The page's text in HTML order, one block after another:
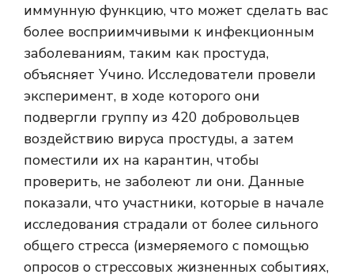
иммунную функцию, что может сделать вас
более восприимчивыми к инфекционным
заболеваниям, таким как простуда,
объясняет Учино. Исследователи провели
эксперимент, в ходе которого они
подвергли группу из 420 добровольцев
воздействию вируса простуды, а затем
поместили их на карантин, чтобы
проверить, не заболеют ли они. Данные
показали, что участники, которые в начале
исследования страдали от более сильного
общего стресса (измеряемого с помощью
опросов о стрессовых жизненных событиях,